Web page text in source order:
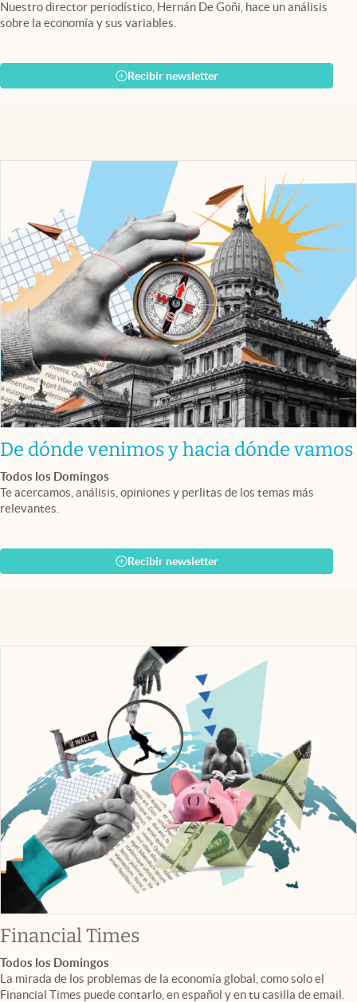
Nuestro director periodístico, Hernán De Goñi, hace un análisis
sobre la economía y sus variables.
Recibir newsletter
De dónde venimos y hacia dónde vamos
Todos los Domingos
Te acercamos, análisis, opiniones y perlitas de los temas más
relevantes.
Recibir newsletter
Financial Timesabre en nueva pestaña
Todos los Domingos
La mirada de los problemas de la economía global, como solo el
Financial Times puede contarlo, en español y en tu casilla de email.